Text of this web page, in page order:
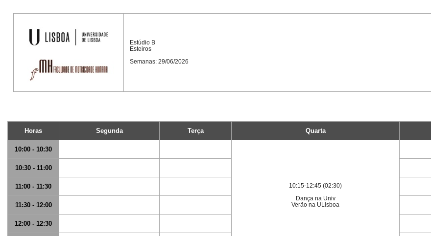
Estúdio B
Esteiros
Semanas: 29/06/2026
Horas Segunda Terça Quarta
10:00 - 10:30
10:15-12:45 (02:30)
Dança na Univ
Verão na ULisboa
10:30 - 11:00
11:00 - 11:30
11:30 - 12:00
12:00 - 12:30